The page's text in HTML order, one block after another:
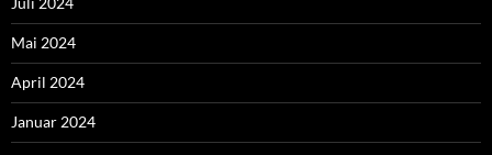
Mai 2024
April 2024
Januar 2024